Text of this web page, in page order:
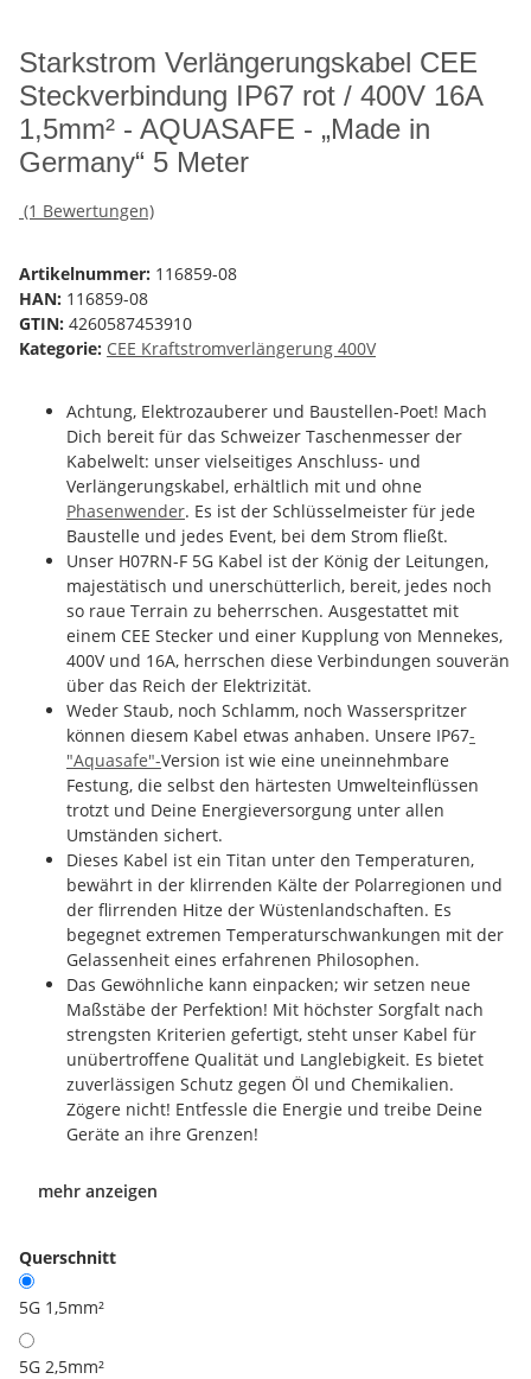
Starkstrom Verlängerungskabel CEE
Steckverbindung IP67 rot / 400V 16A
1,5mm² - AQUASAFE - „Made in
Germany“ 5 Meter
(1 Bewertungen)
Artikelnummer: 116859-08
HAN: 116859-08
GTIN: 4260587453910
Kategorie: CEE Kraftstromverlängerung 400V
Achtung, Elektrozauberer und Baustellen-Poet! Mach
Dich bereit für das Schweizer Taschenmesser der
Kabelwelt: unser vielseitiges Anschluss- und
Verlängerungskabel, erhältlich mit und ohne
Phasenwender. Es ist der Schlüsselmeister für jede
Baustelle und jedes Event, bei dem Strom fließt.
Unser H07RN-F 5G Kabel ist der König der Leitungen,
majestätisch und unerschütterlich, bereit, jedes noch
so raue Terrain zu beherrschen. Ausgestattet mit
einem CEE Stecker und einer Kupplung von Mennekes,
400V und 16A, herrschen diese Verbindungen souverän
über das Reich der Elektrizität.
Weder Staub, noch Schlamm, noch Wasserspritzer
können diesem Kabel etwas anhaben. Unsere IP67-
"Aquasafe"-Version ist wie eine uneinnehmbare
Festung, die selbst den härtesten Umwelteinflüssen
trotzt und Deine Energieversorgung unter allen
Umständen sichert.
Dieses Kabel ist ein Titan unter den Temperaturen,
bewährt in der klirrenden Kälte der Polarregionen und
der flirrenden Hitze der Wüstenlandschaften. Es
begegnet extremen Temperaturschwankungen mit der
Gelassenheit eines erfahrenen Philosophen.
Das Gewöhnliche kann einpacken; wir setzen neue
Maßstäbe der Perfektion! Mit höchster Sorgfalt nach
strengsten Kriterien gefertigt, steht unser Kabel für
unübertroffene Qualität und Langlebigkeit. Es bietet
zuverlässigen Schutz gegen Öl und Chemikalien.
Zögere nicht! Entfessle die Energie und treibe Deine
Geräte an ihre Grenzen!
mehr anzeigen
Querschnitt
5G 1,5mm²
5G 2,5mm²